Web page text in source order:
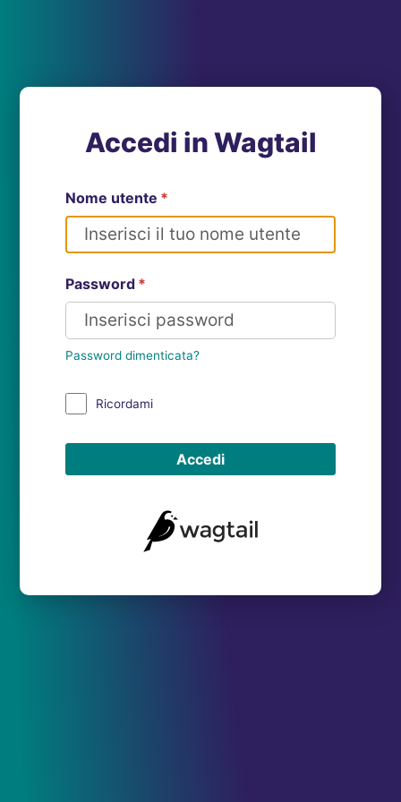
Accedi in Wagtail
Nome utente *
Password *
Password dimenticata?
Ricordami
Accedi